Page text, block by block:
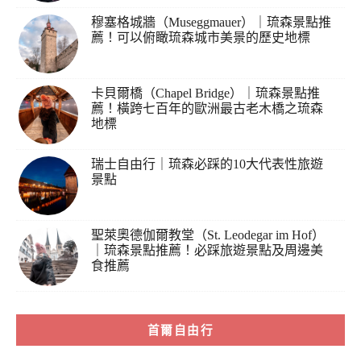
穆塞格城牆（Museggmauer）｜琉森景點推
薦！可以俯瞰琉森城市美景的歷史地標
卡貝爾橋（Chapel Bridge）｜琉森景點推
薦！橫跨七百年的歐洲最古老木橋之琉森
地標
瑞士自由行｜琉森必踩的10大代表性旅遊
景點
聖萊奧德伽爾教堂（St. Leodegar im Hof）
｜琉森景點推薦！必踩旅遊景點及周邊美
食推薦
首爾自由行